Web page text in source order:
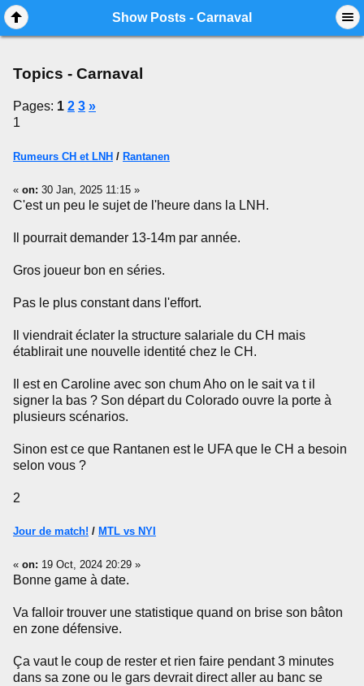
Show Posts - Carnaval
Topics - Carnaval
Pages: 1 2 3 »
1
Rumeurs CH et LNH / Rantanen
« on: 30 Jan, 2025 11:15 »
C'est un peu le sujet de l'heure dans la LNH.
Il pourrait demander 13-14m par année.
Gros joueur bon en séries.
Pas le plus constant dans l'effort.
Il viendrait éclater la structure salariale du CH mais
établirait une nouvelle identité chez le CH.
Il est en Caroline avec son chum Aho on le sait va t il
signer la bas ? Son départ du Colorado ouvre la porte à
plusieurs scénarios.
Sinon est ce que Rantanen est le UFA que le CH a besoin
selon vous ?
2
Jour de match! / MTL vs NYI
« on: 19 Oct, 2024 20:29 »
Bonne game à date.
Va falloir trouver une statistique quand on brise son bâton
en zone défensive.
Ça vaut le coup de rester et rien faire pendant 3 minutes
dans sa zone ou le gars devrait direct aller au banc se